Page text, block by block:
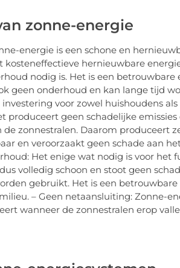
zonne-energie
energie is een schone en
kosteneffectieve hernieuwbare
nodig is. Het is een
geen onderhoud en kan lange tijd
voor zowel huishoudens
produceert geen schadelijke
zonnestralen. Daarom produceert
en veroorzaakt geen schade aan
Het enige wat nodig is voor het
volledig schoon en stoot geen
gebruikt. Het is een
– Geen netaansluiting: Zonne-
wanneer de zonnestralen erop